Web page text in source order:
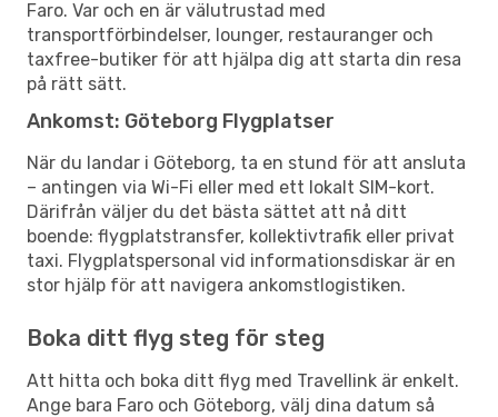
Faro. Var och en är välutrustad med
transportförbindelser, lounger, restauranger och
taxfree-butiker för att hjälpa dig att starta din resa
på rätt sätt.
Ankomst: Göteborg Flygplatser
När du landar i Göteborg, ta en stund för att ansluta
– antingen via Wi-Fi eller med ett lokalt SIM-kort.
Därifrån väljer du det bästa sättet att nå ditt
boende: flygplatstransfer, kollektivtrafik eller privat
taxi. Flygplatspersonal vid informationsdiskar är en
stor hjälp för att navigera ankomstlogistiken.
Boka ditt flyg steg för steg
Att hitta och boka ditt flyg med Travellink är enkelt.
Ange bara Faro och Göteborg, välj dina datum så